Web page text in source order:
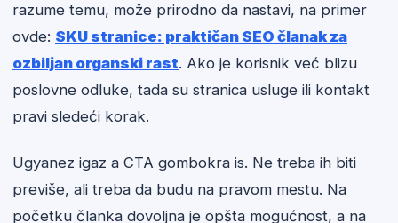
razume temu, može prirodno da nastavi, na primer
ovde: SKU stranice: praktičan SEO članak za
ozbiljan organski rast. Ako je korisnik već blizu
poslovne odluke, tada su stranica usluge ili kontakt
pravi sledeći korak.
Ugyanez igaz a CTA gombokra is. Ne treba ih biti
previše, ali treba da budu na pravom mestu. Na
početku članka dovoljna je opšta mogućnost, a na